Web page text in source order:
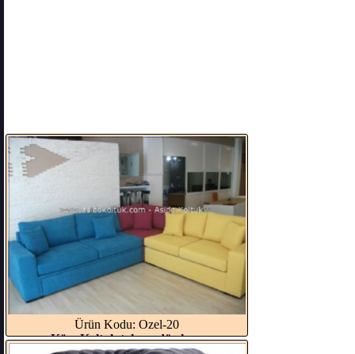
Ürün Kodu: Ozel-20
Köşe Koltuk takımı düz ko...